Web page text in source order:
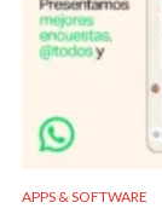
APPS & SOFTWARE